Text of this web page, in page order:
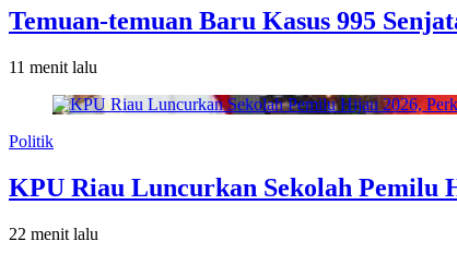
Temuan-temuan Baru Kasus 995
11 menit lalu
Politik
KPU Riau Luncurkan Sekolah Pemilu
22 menit lalu